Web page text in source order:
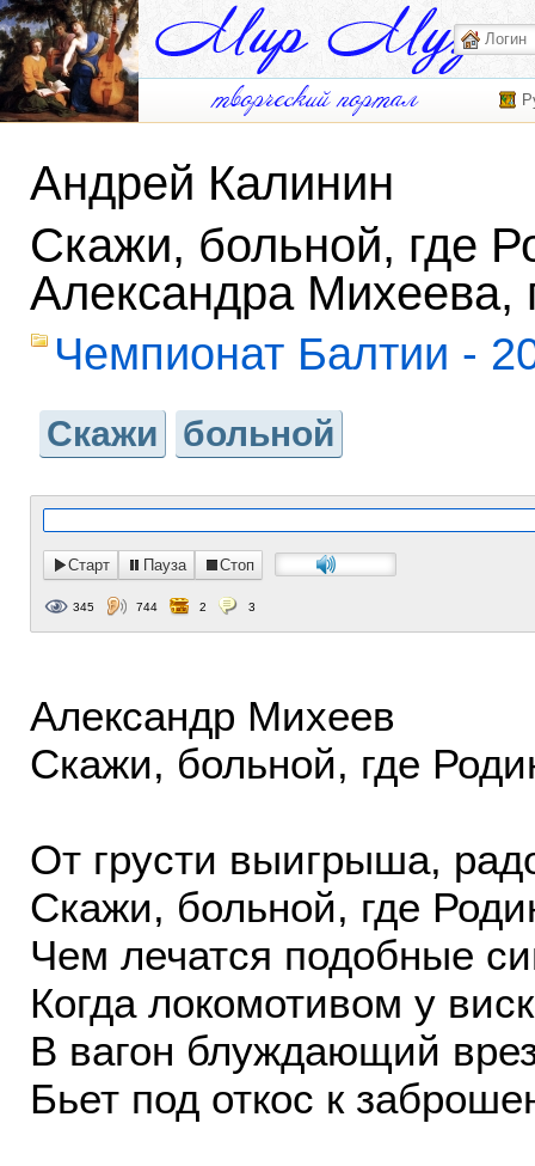
Андрей Калинин
Скажи, больной, где
Александра Михеева,
Чемпионат Балтии -
Скажи больной
Старт Пауза Стоп
345 744 2 3
Александр Михеев
Скажи, больной, где
От грусти выигрыша,
Скажи, больной, где
Чем лечатся подобные
Когда локомотивом у
В вагон блуждающий
Бьет под откос к